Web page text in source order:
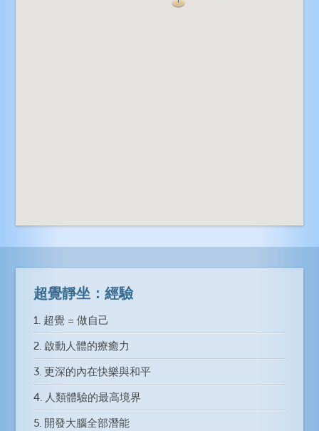
超覺靜坐：經驗
1. 超覺 = 做自己
2. 啟動人體的療癒力
3. 更深的內在快樂與和平
4. 人類體驗的最高境界
5. 開發大腦全部潛能